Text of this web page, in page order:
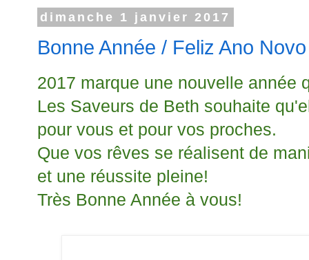
dimanche 1 janvier 2017
Bonne Année / Feliz Ano Novo
2017 marque une nouvelle année
Les Saveurs de Beth souhaite
pour vous et pour vos proches.
Que vos rêves se réalisent de
et une réussite pleine!
Très Bonne Année à vous!